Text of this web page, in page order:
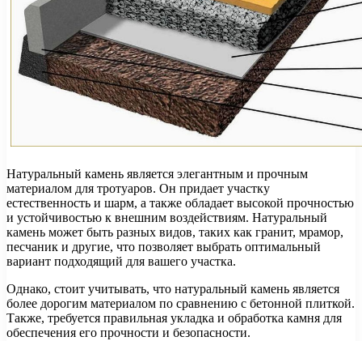
Натуральный камень является элегантным и прочным
материалом для тротуаров. Он придает участку
естественность и шарм, а также обладает высокой прочностью
и устойчивостью к внешним воздействиям. Натуральный
камень может быть разных видов, таких как гранит, мрамор,
песчаник и другие, что позволяет выбрать оптимальный
вариант подходящий для вашего участка.
Однако, стоит учитывать, что натуральный камень является
более дорогим материалом по сравнению с бетонной плиткой.
Также, требуется правильная укладка и обработка камня для
обеспечения его прочности и безопасности.